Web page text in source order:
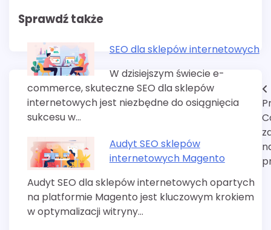
Sprawdź także
SEO dla sklepów internetowych
W dzisiejszym świecie e-
commerce, skuteczne SEO dla sklepów
internetowych jest niezbędne do osiągnięcia
sukcesu w…
Audyt SEO sklepów
internetowych Magento
Audyt SEO dla sklepów internetowych opartych
na platformie Magento jest kluczowym krokiem
w optymalizacji witryny…
Nawigacja
wpisu